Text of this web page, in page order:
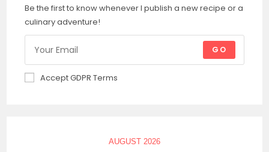
Be the first to know whenever I publish a new recipe or a
culinary adventure!
GO
Accept GDPR Terms
AUGUST 2026